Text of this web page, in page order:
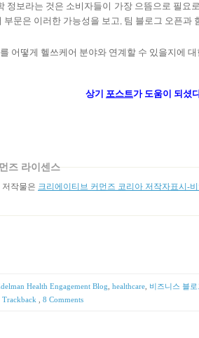
정보라는 것은 소비자들이 가장 으뜸으로 필요로
부문은 이러한 가능성을 보고, 팀 블로그 오픈과
어떻게 헬쓰케어 분야와 연계할 수 있을지에 대
상기 포스트가 도움이 되셨
즈 라이센스
저작물은 크리에이티브 커먼즈 코리아 저작자표시-
Health Engagement Blog healthcare, 비즈니스 블로
Trackback 8 Comments